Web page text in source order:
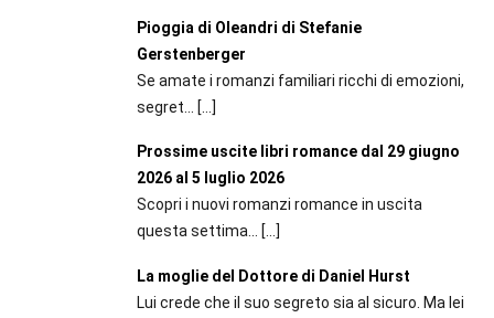
Pioggia di Oleandri di Stefanie
Gerstenberger
Se amate i romanzi familiari ricchi di emozioni,
segret...
[…]
Prossime uscite libri romance dal 29 giugno
2026 al 5 luglio 2026
Scopri i nuovi romanzi romance in uscita
questa settima... […]
La moglie del Dottore di Daniel Hurst
Lui crede che il suo segreto sia al sicuro. Ma lei